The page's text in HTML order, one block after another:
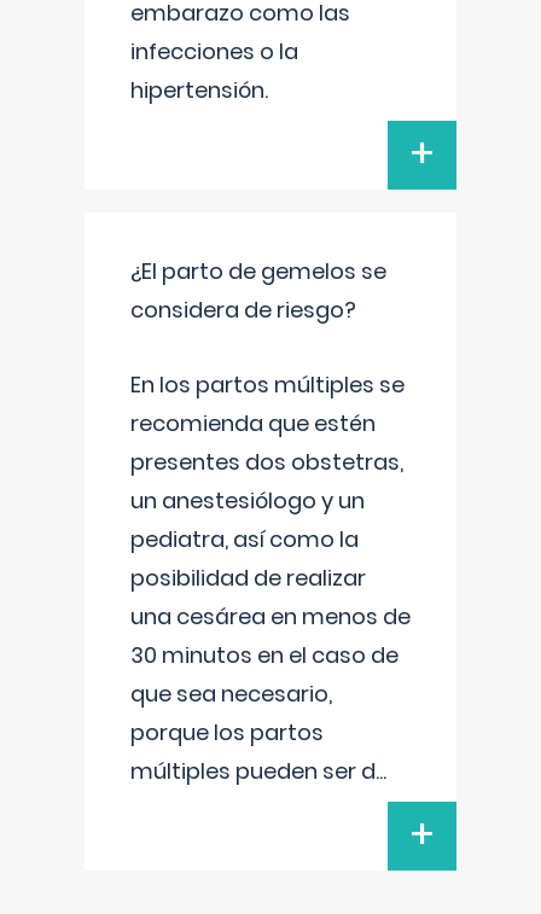
embarazo como las
infecciones o la
hipertensión.
+
¿El parto de gemelos se
considera de riesgo?
En los partos múltiples se
recomienda que estén
presentes dos obstetras,
un anestesiólogo y un
pediatra, así como la
posibilidad de realizar
una cesárea en menos de
30 minutos en el caso de
que sea necesario,
porque los partos
múltiples pueden ser d...
+